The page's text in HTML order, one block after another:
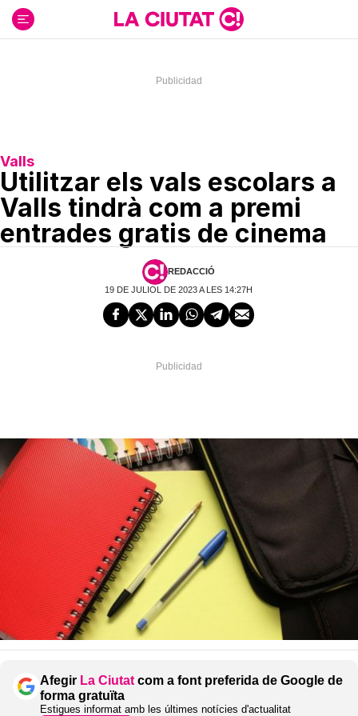
contenido
Valls
Utilitzar els vals escolars a
Valls tindrà com a premi
entrades gratis de cinema
REDACCIÓ
19 DE JULIOL DE 2023 A LES 14:27H
Afegir La Ciutat com a font preferida de Google de
forma gratuïta
Estigues informat amb les últimes notícies d'actualitat